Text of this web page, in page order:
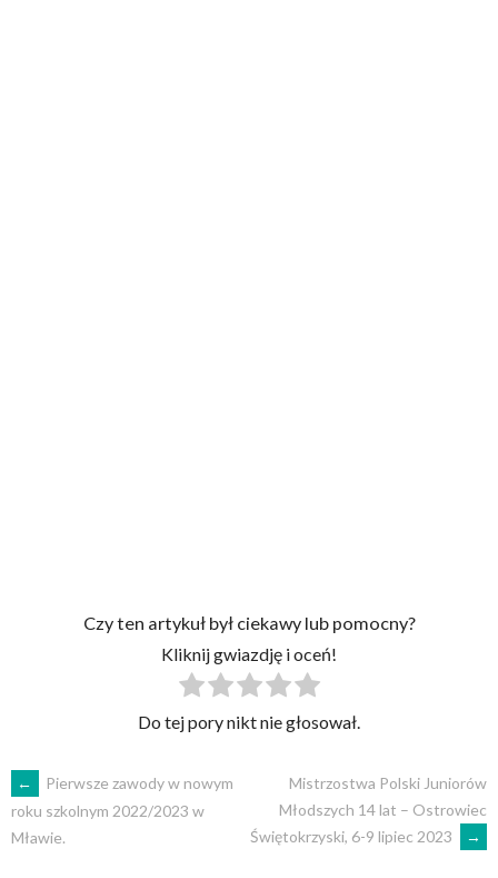
Czy ten artykuł był ciekawy lub pomocny?
Kliknij gwiazdję i oceń!
Do tej pory nikt nie głosował.
←
Pierwsze zawody w nowym
roku szkolnym 2022/2023 w
Mławie.
Mistrzostwa Polski Juniorów
Młodszych 14 lat – Ostrowiec
Świętokrzyski, 6-9 lipiec 2023
→